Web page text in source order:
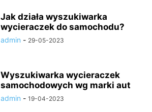
Jak działa wyszukiwarka
wycieraczek do samochodu?
admin - 29-05-2023
Wyszukiwarka wycieraczek
samochodowych wg marki aut
admin - 19-04-2023